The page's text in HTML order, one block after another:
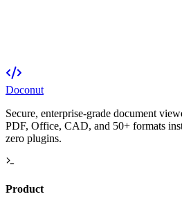
Doconut
Secure, enterprise-grade document
PDF, Office, CAD, and 50+ formats
zero plugins.
Product